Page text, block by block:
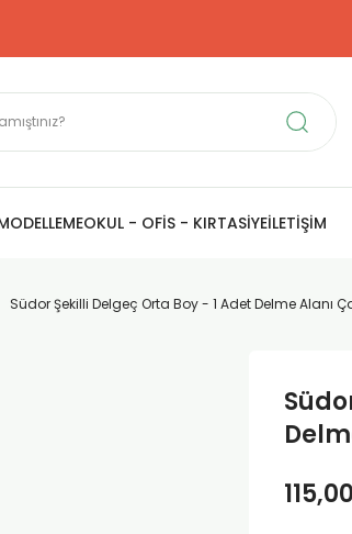
OKUL - OFİS - KIRTASİYEİLETİŞİM
Südor Şekilli Delgeç Orta Boy - 1 Adet Delme Alanı